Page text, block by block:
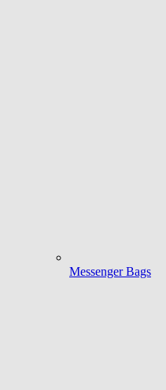
Messenger Bags